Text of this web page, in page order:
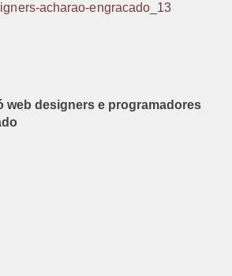
web designers e programadores